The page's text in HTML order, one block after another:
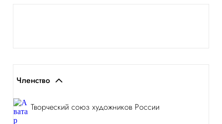
Членство
Творческий союз художников России